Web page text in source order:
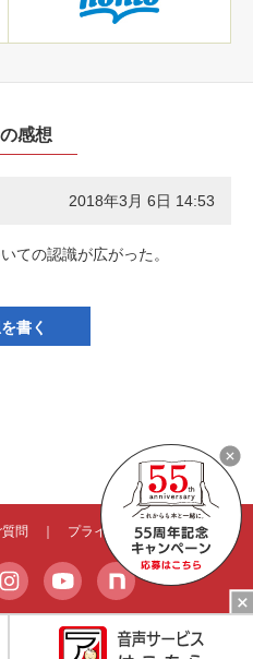
感想
2018年3月 6日 14:53
ての認識が広がった。
書く
問 プライバシーポリシー